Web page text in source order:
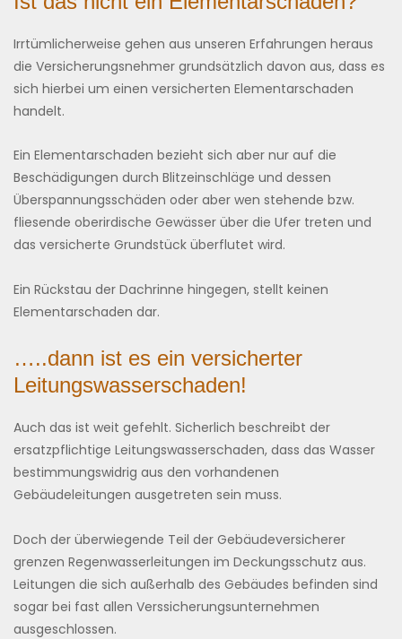
Irrtümlicherweise gehen aus unseren Erfahrungen heraus
die Versicherungsnehmer grundsätzlich davon aus, dass es
sich hierbei um einen versicherten Elementarschaden
handelt.
Ein Elementarschaden bezieht sich aber nur auf die
Beschädigungen durch Blitzeinschläge und dessen
Überspannungsschäden oder aber wen stehende bzw.
fliesende oberirdische Gewässer über die Ufer treten und
das versicherte Grundstück überflutet wird.
Ein Rückstau der Dachrinne hingegen, stellt keinen
Elementarschaden dar.
…..dann ist es ein versicherter
Leitungswasserschaden!
Auch das ist weit gefehlt. Sicherlich beschreibt der
ersatzpflichtige Leitungswasserschaden, dass das Wasser
bestimmungswidrig aus den vorhandenen
Gebäudeleitungen ausgetreten sein muss.
Doch der überwiegende Teil der Gebäudeversicherer
grenzen Regenwasserleitungen im Deckungsschutz aus.
Leitungen die sich außerhalb des Gebäudes befinden sind
sogar bei fast allen Verssicherungsunternehmen
ausgeschlossen.